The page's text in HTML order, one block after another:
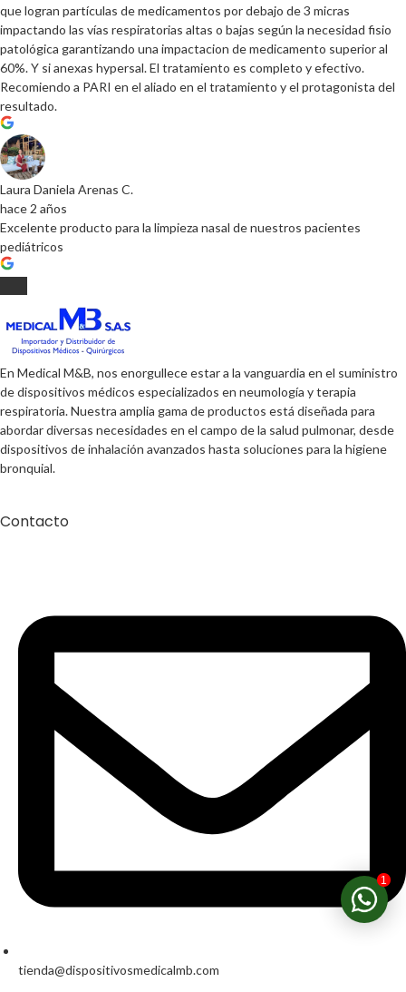
que logran partículas de medicamentos por debajo de 3 micras
impactando las vías respiratorias altas o bajas según la necesidad fisio
patológica garantizando una impactacion de medicamento superior al
60%. Y si anexas hypersal. El tratamiento es completo y efectivo.
Recomiendo a PARI en el aliado en el tratamiento y el protagonista del
resultado.
Laura Daniela Arenas C.
hace 2 años
Excelente producto para la limpieza nasal de nuestros pacientes
pediátricos
En Medical M&B, nos enorgullece estar a la vanguardia en el suministro
de dispositivos médicos especializados en neumología y terapia
respiratoria. Nuestra amplia gama de productos está diseñada para
abordar diversas necesidades en el campo de la salud pulmonar, desde
dispositivos de inhalación avanzados hasta soluciones para la higiene
bronquial.
Contacto
tienda@dispositivosmedicalmb.com
1